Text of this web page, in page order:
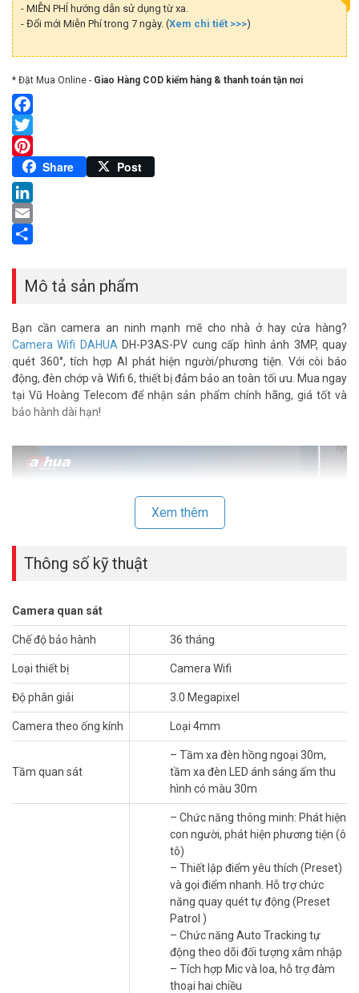
- MIỄN PHÍ hướng dẫn sử dụng từ xa.
- Đổi mới Miễn Phí trong 7 ngày. (Xem chi tiết >>>)
* Đặt Mua Online - Giao Hàng COD kiểm hàng & thanh toán tận nơi
Facebook
Twitter
Pinterest
Share Post
LinkedIn
Email
Mô tả sản phẩm
Bạn cần camera an ninh mạnh mẽ cho nhà ở hay cửa hàng?
Camera Wifi DAHUA DH-P3AS-PV cung cấp hình ảnh 3MP, quay
quét 360°, tích hợp AI phát hiện người/phương tiện. Với còi báo
động, đèn chớp và Wifi 6, thiết bị đảm bảo an toàn tối ưu. Mua ngay
tại Vũ Hoàng Telecom để nhận sản phẩm chính hãng, giá tốt và
bảo hành dài hạn!
Tính năng nổi bật của Camera DAHUA DH-
P3AS-PV
Hình ảnh 3MP và quay quét linh hoạt
Camera DAHUA DH-P3AS-PV ghi hình 3MP (2304×1296) sắc nét
với ống kính 4mm, góc nhìn 83°. Hỗ trợ quay quét 355° ngang, 90°
dọc, loại bỏ điểm mù. Bốn chế độ ánh sáng ban đêm (Full Color,
Hồng ngoại, Thông minh, Tắt) đảm bảo hình ảnh rõ ràng.
Xem thêm
Thông số kỹ thuật
Camera quan sát
Chế độ bảo hành 36 tháng
Loại thiết bị Camera Wifi
Độ phân giải 3.0 Megapixel
Camera theo ống kính Loại 4mm
Tầm quan sát
– Tầm xa đèn hồng ngoại 30m,
tầm xa đèn LED ánh sáng ấm thu
hình có màu 30m
– Chức năng thông minh: Phát hiện
con người, phát hiện phương tiện (ô
tô)
– Thiết lập điểm yêu thích (Preset)
và gọi điểm nhanh. Hỗ trợ chức
năng quay quét tự động (Preset
Patrol )
– Chức năng Auto Tracking tự
động theo dõi đối tượng xâm nhập
– Tích hợp Mic và loa, hỗ trợ đàm
thoại hai chiều